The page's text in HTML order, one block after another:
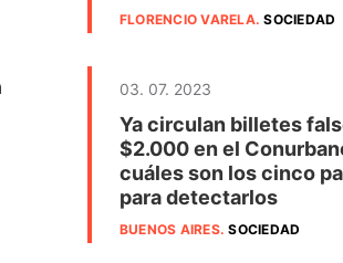
FLORENCIO VARELA.SOCIEDAD
03. 07. 2023
Ya circulan billetes
$2.000 en el
cuáles son los cinco
para detectarlos
BUENOS AIRES.SOCIEDAD